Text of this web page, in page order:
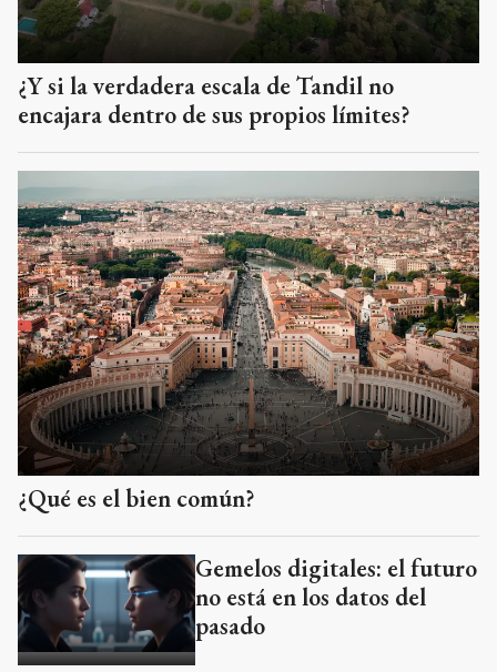
¿Y si la verdadera escala de Tandil no
encajara dentro de sus propios límites?
¿Qué es el bien común?
Gemelos digitales: el futuro
no está en los datos del
pasado